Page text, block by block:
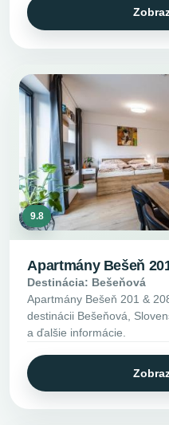
9.8
Apartmány Bešeň
Destinácia: Bešeňová
Apartmány Bešeň 201 &
destinácii Bešeňová,
a ďalšie informácie.